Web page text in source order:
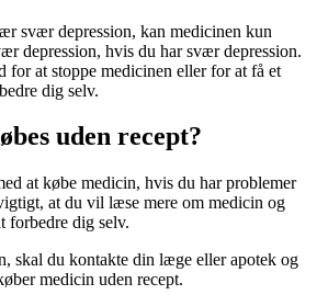
svær depression, kan medicinen kun
depression, hvis du har svær depression.
for at stoppe medicinen eller for at få et
dig selv.
uden recept?
at købe medicin, hvis du har problemer
at du vil læse mere om medicin og
forbedre dig selv.
skal du kontakte din læge eller apotek og
medicin uden recept.